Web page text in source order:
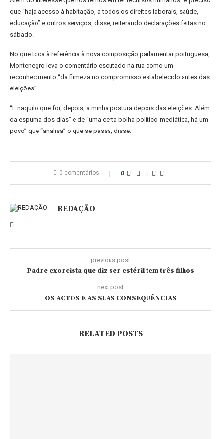
que “haja acesso à habitação, a todos os direitos laborais, saúde,
educação” e outros serviços, disse, reiterando declarações feitas no
sábado.
No que toca à referência à nova composição parlamentar portuguesa,
Montenegro leva o comentário escutado na rua como um
reconhecimento “da firmeza no compromisso estabelecido antes das
eleições”.
“E naquilo que foi, depois, a minha postura depois das eleições. Além
da espuma dos dias” e de “uma certa bolha político-mediática, há um
povo” que “analisa” o que se passa, disse.
0 comentários 0
REDAÇÃO
previous post
Padre exorcista que diz ser estéril tem três filhos
next post
OS ACTOS E AS SUAS CONSEQUÊNCIAS
RELATED POSTS